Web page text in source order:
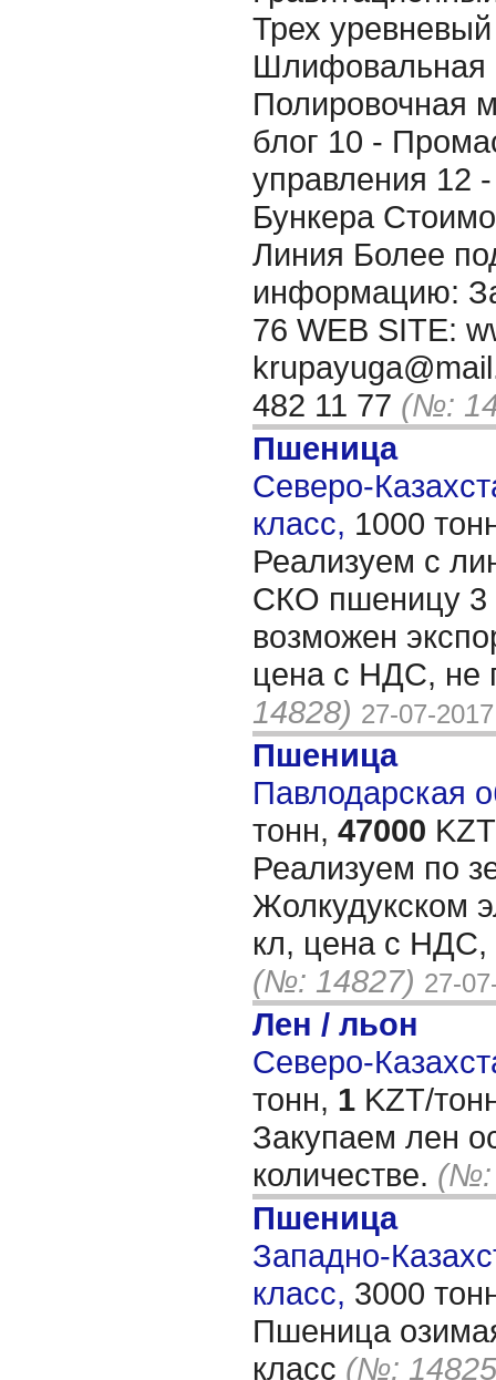
Трех
Шлифовальная
Полировочная
блог 10 -
управления 12
Бункера
Линия Более
информацию:
76 WEB SITE:
482 11 77 (№:
Пшеница
Северо-
класс, 1000
Реализуем с
СКО пшеницу 3
возможен
цена с НДС, не
14828) 27-07-2017
Пшеница
Павлодарская
тонн, 47000
Реализуем по
Жолкудукском
кл, цена с НДС,
(№: 14827) 27-
Лен / льон
Северо-
тонн, 1 KZT/
Закупаем лен
количестве. (№:
Пшеница
Западно-
класс, 3000
Пшеница
класс (№: